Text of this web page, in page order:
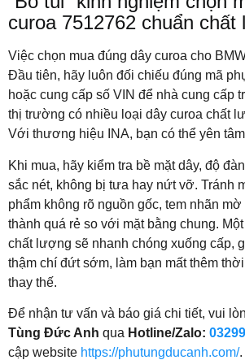
curoa 7512762 chuẩn chất
Việc chọn mua đúng dây curoa cho
Đầu tiên, hãy luôn đối chiếu đúng mã
hoặc cung cấp số VIN để nhà cung cấp
thị trường có nhiều loại dây curoa chất
Với thương hiệu INA, bạn có thể yên
Khi mua, hãy kiểm tra bề mặt dây, độ
sắc nét, không bị tưa hay nứt vỡ. Tránh
phẩm không rõ nguồn gốc, tem nhãn
thành quá rẻ so với mặt bằng chung.
chất lượng sẽ nhanh chóng xuống cấp,
thậm chí đứt sớm, làm bạn mất thêm
thay thế.
Để nhận tư vấn và báo giá chi tiết, vui
Tùng Đức Anh qua Hotline/Zalo:
cập website https://phutungducanh.com/.